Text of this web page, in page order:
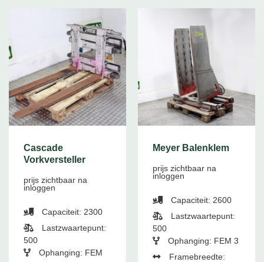
Cascade
Vorkversteller
prijs zichtbaar na
inloggen
Capaciteit: 2300
Lastzwaartepunt:
500
Ophanging: FEM
Meyer Balenklem
prijs zichtbaar na
inloggen
Capaciteit: 2600
Lastzwaartepunt:
500
Ophanging: FEM 3
Framebreedte: